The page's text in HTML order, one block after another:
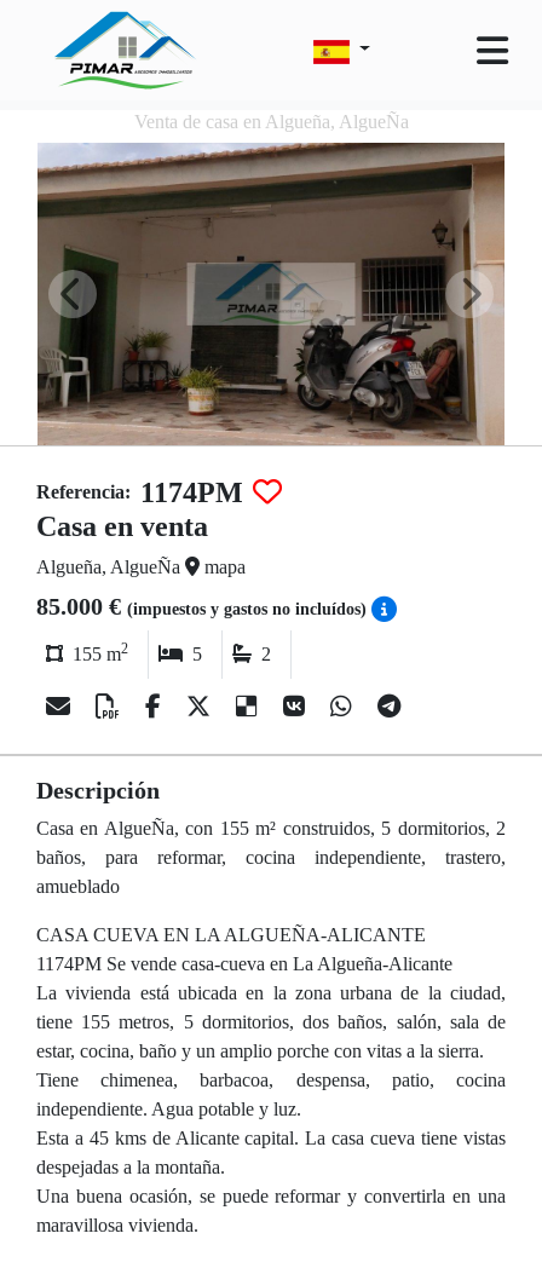
Venta de casa en Algueña, AlgueÑa
Referencia:
1174PM
Casa en venta
Algueña, AlgueÑa mapa
85.000 € (impuestos y gastos no incluídos)
155 m2 5 2
Descripción
Casa en AlgueÑa, con 155 m² construidos, 5 dormitorios, 2
baños, para reformar, cocina independiente, trastero,
amueblado
CASA CUEVA EN LA ALGUEÑA-ALICANTE
1174PM Se vende casa-cueva en La Algueña-Alicante
La vivienda está ubicada en la zona urbana de la ciudad,
tiene 155 metros, 5 dormitorios, dos baños, salón, sala de
estar, cocina, baño y un amplio porche con vitas a la sierra.
Tiene chimenea, barbacoa, despensa, patio, cocina
independiente. Agua potable y luz.
Esta a 45 kms de Alicante capital. La casa cueva tiene vistas
despejadas a la montaña.
Una buena ocasión, se puede reformar y convertirla en una
maravillosa vivienda.